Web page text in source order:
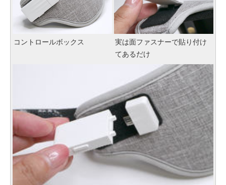
コントロールボックス
実は面ファスナーで貼り付け
てあるだけ